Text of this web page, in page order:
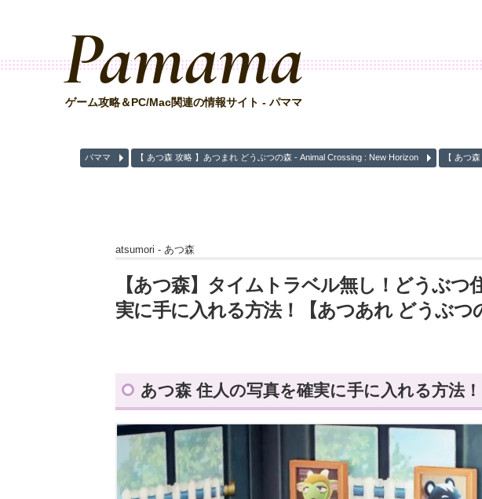
Pamama
ゲーム攻略＆PC/Mac関連の情報サイト - パママ
パママ 【 あつ森 攻略 】あつまれ どうぶつの森 - Animal Crossing : New Horizon 【 あつ
atsumori - あつ森
【あつ森】タイムトラベル無し！どうぶつ
実に手に入れる方法！【あつあれ どうぶつ
あつ森 住人の写真を確実に手に入れる方法！